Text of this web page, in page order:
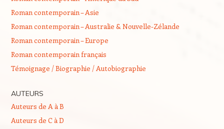
Roman contemporain – Asie
Roman contemporain – Australie & Nouvelle-Zélande
Roman contemporain – Europe
Roman contemporain français
Témoignage / Biographie / Autobiographie
AUTEURS
Auteurs de A à B
Auteurs de C à D